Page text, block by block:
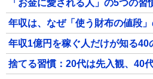
「お金に愛される人」の5つの習
年収は、なぜ「使う財布の値段
年収1億円を稼ぐ人だけが知る40
捨てる習慣：20代は先入観、40